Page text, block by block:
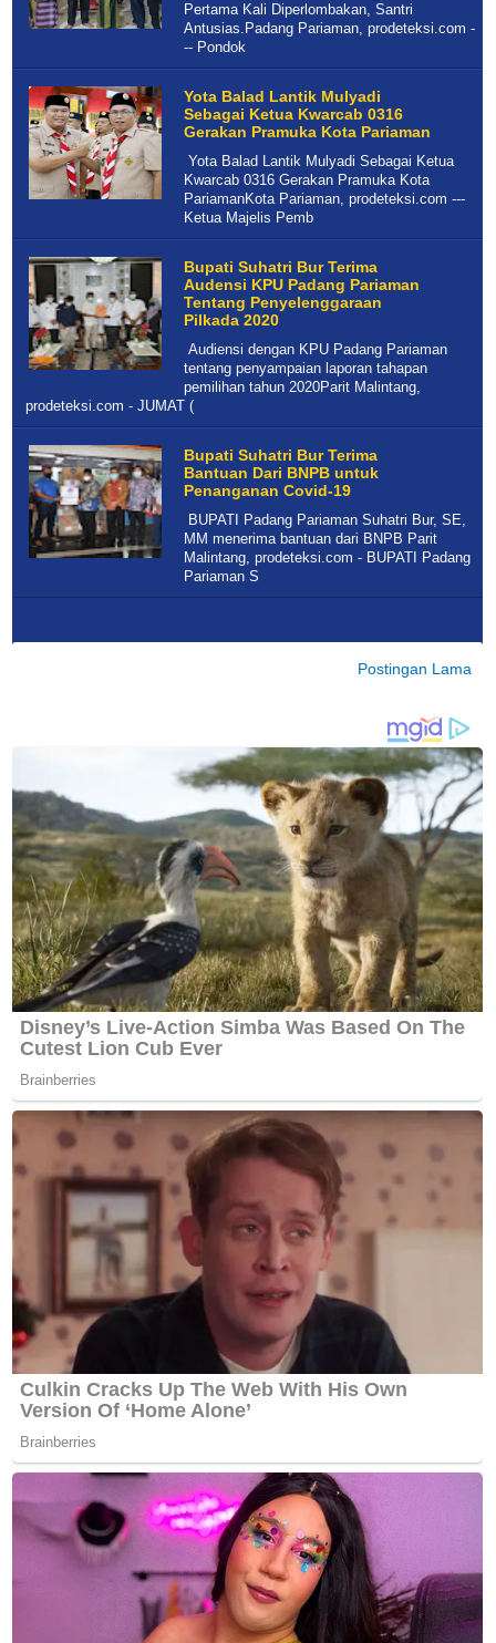
Pertama Kali Diperlombakan, Santri
Antusias.Padang Pariaman, prodeteksi.com -
-- Pondok
Yota Balad Lantik Mulyadi
Sebagai Ketua Kwarcab 0316
Gerakan Pramuka Kota Pariaman
Yota Balad Lantik Mulyadi Sebagai Ketua
Kwarcab 0316 Gerakan Pramuka Kota
PariamanKota Pariaman, prodeteksi.com ---
Ketua Majelis Pemb
Bupati Suhatri Bur Terima
Audensi KPU Padang Pariaman
Tentang Penyelenggaraan
Pilkada 2020
Audiensi dengan KPU Padang Pariaman
tentang penyampaian laporan tahapan
pemilihan tahun 2020Parit Malintang,
prodeteksi.com - JUMAT (
Bupati Suhatri Bur Terima
Bantuan Dari BNPB untuk
Penanganan Covid-19
BUPATI Padang Pariaman Suhatri Bur, SE,
MM menerima bantuan dari BNPB Parit
Malintang, prodeteksi.com - BUPATI Padang
Pariaman S
Postingan Lama